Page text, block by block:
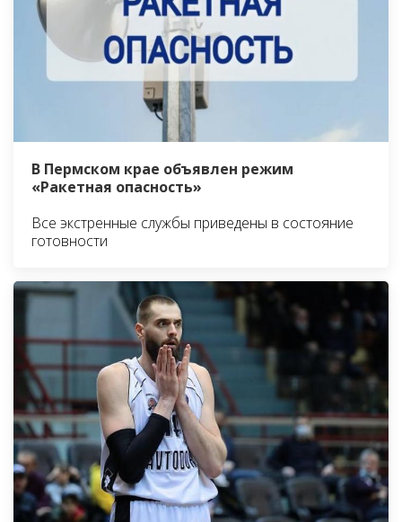
В Пермском крае объявлен режим
«Ракетная опасность»
Все экстренные службы приведены в состояние
готовности